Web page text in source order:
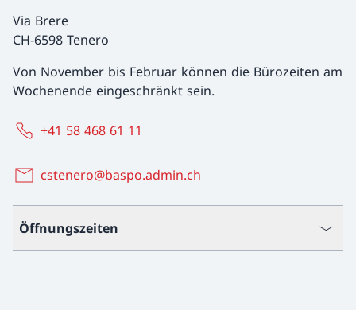
Via Brere
CH-6598 Tenero
Von November bis Februar können die Bürozeiten am
Wochenende eingeschränkt sein.
+41 58 468 61 11
cstenero@baspo.admin.ch
Öffnungszeiten